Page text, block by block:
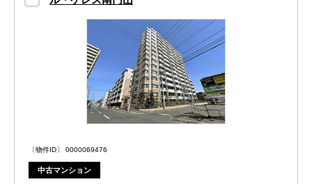
〔物件ID〕 0000069476
中古マンション